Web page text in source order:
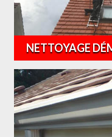
NETTOYAGE